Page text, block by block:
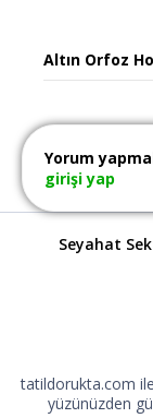
Altın Orfoz
Yorum
girişi yap
Seyahat
tatildorukta.com
yüzünüzden